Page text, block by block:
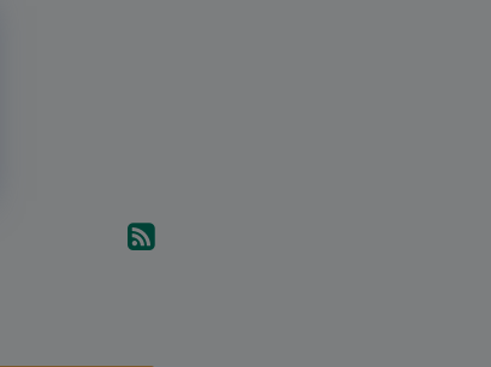
Abonnez-vous aux